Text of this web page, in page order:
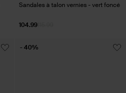
Sandales à talon vernies - vert foncé
104.99
- 40%